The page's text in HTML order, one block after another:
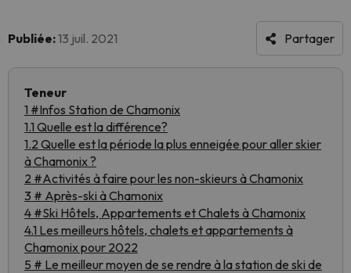
Publiée:13 juil. 2021 Partager
Teneur
1 #Infos Station de Chamonix
1.1 Quelle est la différence?
1.2 Quelle est la période la plus enneigée pour aller skier
à Chamonix ?
2 #Activités à faire pour les non-skieurs à Chamonix
3 # Après-ski à Chamonix
4 #Ski Hôtels, Appartements et Chalets à Chamonix
4.1 Les meilleurs hôtels, chalets et appartements à
Chamonix pour 2022
5 # Le meilleur moyen de se rendre à la station de ski de